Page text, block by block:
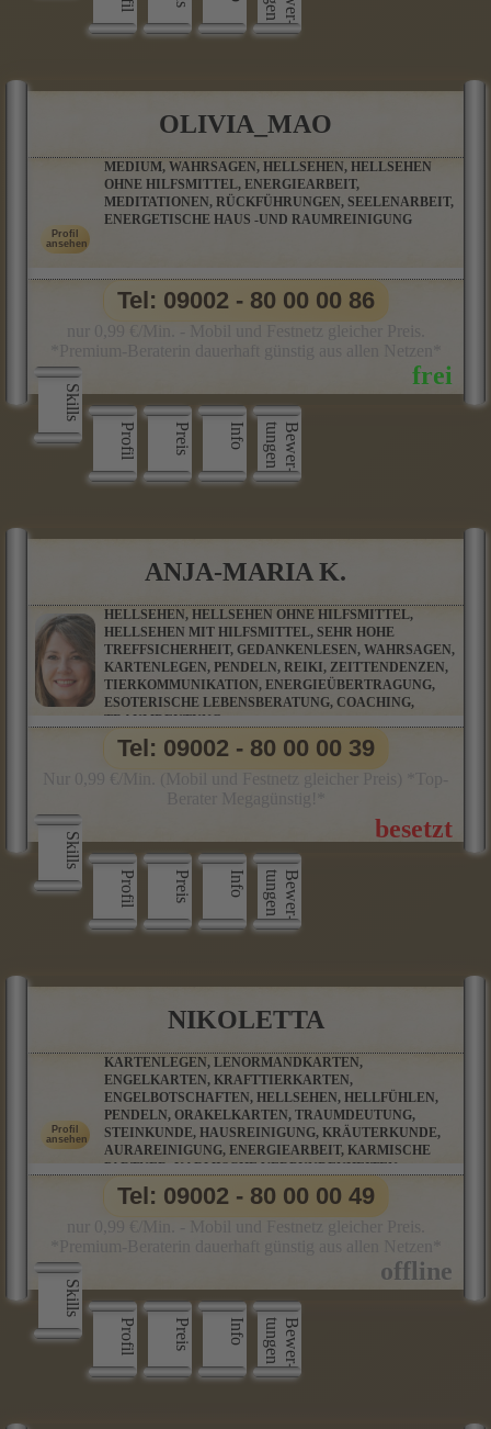
OLIVIA_MAO
MEDIUM, WAHRSAGEN, HELLSEHEN, HELLSEHEN
OHNE HILFSMITTEL, ENERGIEARBEIT,
MEDITATIONEN, RÜCKFÜHRUNGEN, SEELENARBEIT,
ENERGETISCHE HAUS -UND RAUMREINIGUNG
Skills
Profil
Preis Info B
e
w
e
r
­
t
u
n
g
e
n
Tel: 09002 - 80 00 00 86
ANJA-MARIA K.
HELLSEHEN, HELLSEHEN OHNE HILFSMITTEL,
HELLSEHEN MIT HILFSMITTEL, SEHR HOHE
TREFFSICHERHEIT, GEDANKENLESEN, WAHRSAGEN,
KARTENLEGEN, PENDELN, REIKI, ZEITTENDENZEN,
TIERKOMMUNIKATION, ENERGIEÜBERTRAGUNG,
ESOTERISCHE LEBENSBERATUNG, COACHING,
TRAUMDEUTUNG
Skills
Profil
Preis Info B
e
w
e
r
­
t
u
n
g
e
n
Tel: 09002 - 80 00 00 39
NIKOLETTA
KARTENLEGEN, LENORMANDKARTEN,
ENGELKARTEN, KRAFTTIERKARTEN,
ENGELBOTSCHAFTEN, HELLSEHEN, HELLFÜHLEN,
PENDELN, ORAKELKARTEN, TRAUMDEUTUNG,
STEINKUNDE, HAUSREINIGUNG, KRÄUTERKUNDE,
AURAREINIGUNG, ENERGIEARBEIT, KARMISCHE
PARTNER, KARMISCHE VERBUNDENHEITEN,
KARMISCHE VERSTRICKUNGEN, MAGISCHE
RITUALE, RAUHNACHTSRITUALE
Skills
Profil
Preis Info B
e
w
e
r
­
t
u
n
g
e
n
Tel: 09002 - 80 00 00 49